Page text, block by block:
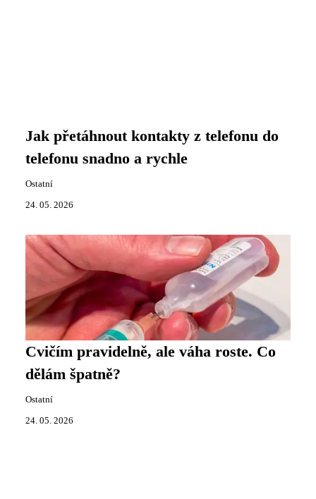
Jak přetáhnout kontakty z telefonu do
telefonu snadno a rychle
Ostatní
24. 05. 2026
Cvičím pravidelně, ale váha roste. Co
dělám špatně?
Ostatní
24. 05. 2026